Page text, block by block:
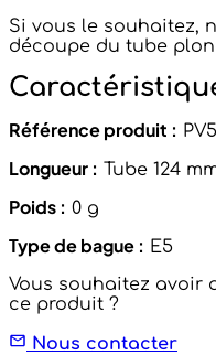
Si vous le souhaitez,
découpe du tube
Référence produit : PV5
Longueur : Tube 124
Poids : 0 g
Type de bague : E5
Vous souhaitez avoir
ce produit ?
Nous contacter